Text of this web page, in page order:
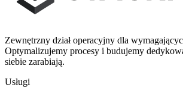
Zewnętrzny dział operacyjny dla
Optymalizujemy procesy i budujemy
siebie zarabiają.
Usługi